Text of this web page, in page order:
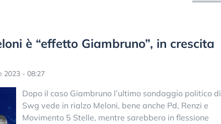
è “effetto Giambruno”, in crescita
2023 - 08:27
Dopo il caso Giambruno l’ultimo sondaggio politico di
Swg vede in rialzo Meloni, bene anche Pd, Renzi e
Movimento 5 Stelle, mentre sarebbero in flessione